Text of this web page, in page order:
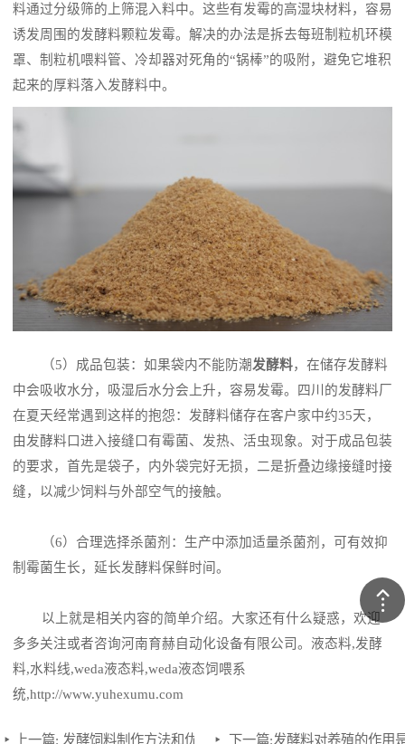
料通过分级筛的上筛混入料中。这些有发霉的高湿块材料，容易
诱发周围的发酵料颗粒发霉。解决的办法是拆去每班制粒机环模
罩、制粒机喂料管、冷却器对死角的“锅棒”的吸附，避免它堆积
起来的厚料落入发酵料中。
（5）成品包装：如果袋内不能防潮发酵料，在储存发酵料
中会吸收水分，吸湿后水分会上升，容易发霉。四川的发酵料厂
在夏天经常遇到这样的抱怨：发酵料储存在客户家中约35天，
由发酵料口进入接缝口有霉菌、发热、活虫现象。对于成品包装
的要求，首先是袋子，内外袋完好无损，二是折叠边缘接缝时接
缝，以减少饲料与外部空气的接触。
（6）合理选择杀菌剂：生产中添加适量杀菌剂，可有效抑
制霉菌生长，延长发酵料保鲜时间。
以上就是相关内容的简单介绍。大家还有什么疑惑，欢迎
多多关注或者咨询河南育赫自动化设备有限公司。液态料,发酵
料,水料线,weda液态料,weda液态饲喂系
统,http://www.yuhexumu.com
上一篇: 发酵饲料制作方法和优缺点，发酵饲料用什么菌种发酵好
下一篇:发酵料对养殖的作用